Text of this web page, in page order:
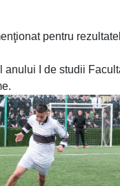
pentru
I de studii